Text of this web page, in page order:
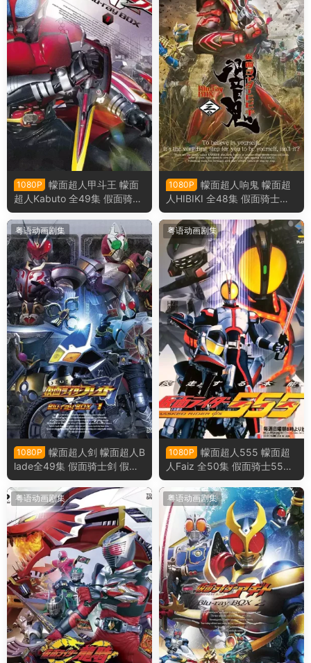
1080P
幪面超人甲斗王 幪面
超人Kabuto 全49集 假面骑士
甲斗王 假面骑士Kabuto粤语
版
1080P
幪面超人响鬼 幪面超
人HIBIKI 全48集 假面骑士响
鬼 假面骑士HIBIKI粤语版
粤语动画剧集
1080P
幪面超人剑 幪面超人B
lade全49集 假面骑士剑 假面
骑士Blade粤语版
粤语动画剧集
1080P
幪面超人555 幪面超
人Faiz 全50集 假面骑士555
假面骑士Faiz粤语版
粤语动画剧集 粤语动画剧集